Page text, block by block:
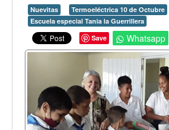
Medio Ambiente
Ciencia, tecnología y curiosidades
Francés
Desempolvando la historia
Nuevitas
Termoeléctrica 10 de Octubre
Escuela especial Tania la Guerrillera
Save
Whatsapp